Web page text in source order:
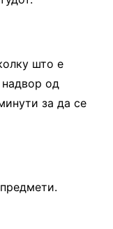
што е
од
за да се